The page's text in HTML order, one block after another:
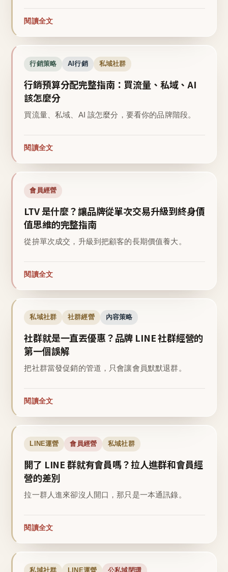
閱讀全文
行銷策略 AI行銷 私域社群
行銷預算分配完整指南：買流量、私域、AI
該怎麼分
買流量、私域、AI 該怎麼分，要看你的品牌階段。
閱讀全文
會員經營
LTV 是什麼？讓品牌從單次交易升級到終身價
值思維的完整指南
從拚單次成交，升級到把顧客的長期價值養大。
閱讀全文
私域社群 社群經營 內容策略
社群就是一直丟優惠？品牌 LINE 社群經營的
第一個誤解
把社群當發促銷的管道，只會讓會員默默退群。
閱讀全文
LINE運營 會員經營 私域社群
開了 LINE 群就有會員嗎？拉人進群和會員經
營的差別
拉一群人進來卻沒人開口，那只是一本通訊錄。
閱讀全文